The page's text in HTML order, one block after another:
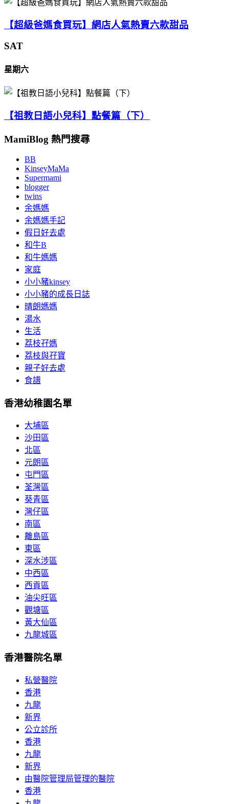
【超級爸媽食買玩】網店人氣熱賣六款甜品
SAT
星期六
【祖教日語小兒科】點餐篇（下）
MamiBlog 熱門搜尋
BB
KinseyMaMa
Supermami
blogger
twins
余媽媽
余媽媽手記
假日好去處
和牛B
和牛媽媽
家庭
小小豬kinsey
小小豬的成長日誌
晴朗媽媽
湯水
生活
荔枝孖媽
荔枝與孖寶
親子好去處
食譜
香港幼稚園名單
大埔區
沙田區
北區
元朗區
屯門區
荃灣區
葵青區
灣仔區
南區
離島區
東區
深水涉區
中西區
西貢區
油尖旺區
觀塘區
黃大仙區
九龍城區
香港醫院名單
私營醫院
香港
九龍
新界
公立診所
香港
九龍
新界
由醫院管理局管理的醫院
香港